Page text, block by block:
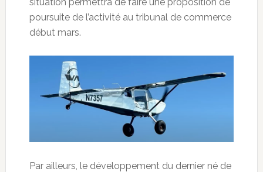
poursuite de l’activité au tribunal de commerce
début mars.
Par ailleurs, le développement du dernier né de